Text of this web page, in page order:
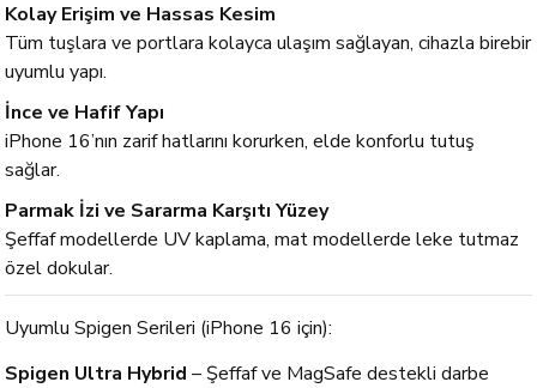
Kolay Erişim ve Hassas Kesim
Tüm tuşlara ve portlara kolayca ulaşım sağlayan, cihazla birebir
uyumlu yapı.
İnce ve Hafif Yapı
iPhone 16’nın zarif hatlarını korurken, elde konforlu tutuş
sağlar.
Parmak İzi ve Sararma Karşıtı Yüzey
Şeffaf modellerde UV kaplama, mat modellerde leke tutmaz
özel dokular.
Uyumlu Spigen Serileri (iPhone 16 için):
Spigen Ultra Hybrid – Şeffaf ve MagSafe destekli darbe